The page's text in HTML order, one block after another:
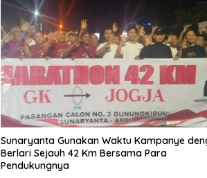
Sunaryanta Gunakan Waktu Kampanye
Berlari Sejauh 42 Km Bersama Para
Pendukungnya